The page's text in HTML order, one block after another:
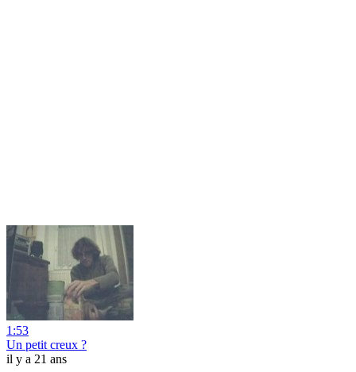
1:53
Un petit creux ?
il y a 21 ans